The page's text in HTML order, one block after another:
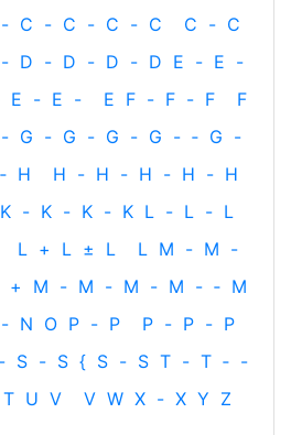
- C - C - C - C C - C
- D - D - D - D E - E -
E - E - E F - F - F
F
- G - G - G - G - ‐ G -
‐ H H - H - H - H - H
K - K - K - K L - L - L
L + L ± L L M - M -
+ M - M - M - M - ‐ M
- N O P - P P - P - P
- S - S { S - S T - T ‐ -
T U V V W X - X Y Z